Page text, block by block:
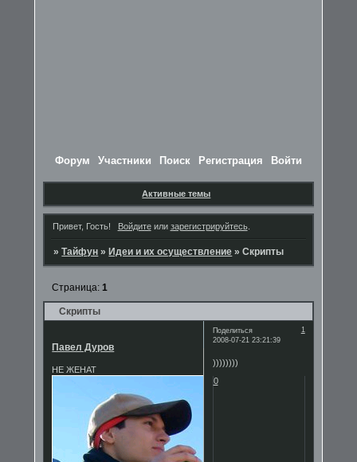
Форум Участники Поиск Регистрация Войти
Активные темы
Привет, Гость! Войдитеили зарегистрируйтесь.
»Тайфун » Идеи и их осуществление »Скрипты
Скрипты
Страница:1
Поделиться
1
2008-07-21 23:21:39
Павел Дуров
НЕ ЖЕНАТ
))))))))
0